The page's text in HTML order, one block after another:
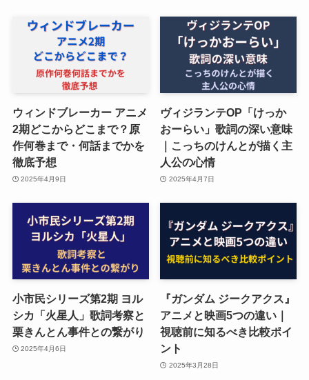
ウィンドブレーカー アニメ
2期どこからどこまで？原
作何巻まで・何話までかを
徹底予想
2025年4月9日
ヴィジランテOP「けっか
おーらい」歌詞の深い意味
｜こっちのけんとが描く主
人公の心情
2025年4月7日
小市民シリーズ第2期 ヨル
シカ「火星人」歌詞考察と
栗きんとん事件との繋がり
2025年4月6日
『ガンダム ジークアクス』
アニメと映画5つの違い｜
視聴前に知るべき比較ポイ
ント
2025年3月28日